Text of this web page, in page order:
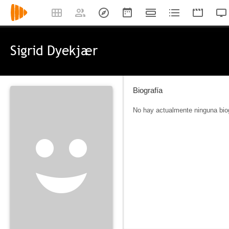
Sigrid Dyekjær
Biografía
No hay actualmente ninguna